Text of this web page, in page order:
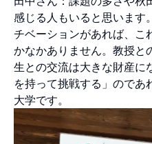
感じる人もいると思います
チベーションがあれば、こ
かなかありません。教授と
生との交流は大きな財産に
を持って挑戦する」のであ
大学です。